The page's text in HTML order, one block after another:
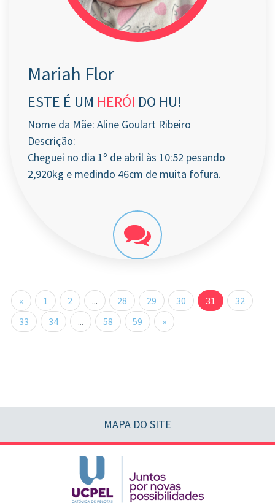
Mariah Flor
ESTE É UM HERÓI DO HU!
Nome da Mãe: Aline Goulart Ribeiro
Descrição:
Cheguei no dia 1º de abril às 10:52 pesando
2,920kg e medindo 46cm de muita fofura.
« 1 2 ... 28 29 30 31
32
33
34 ... 58 59 »
MAPA DO SITE